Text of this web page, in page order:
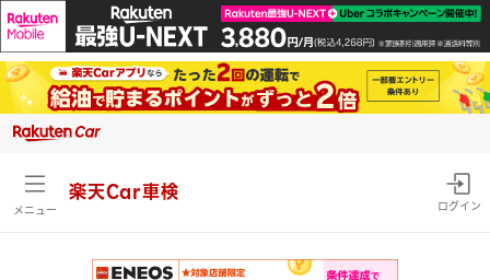
メニュー
楽天Car車検
ログイン